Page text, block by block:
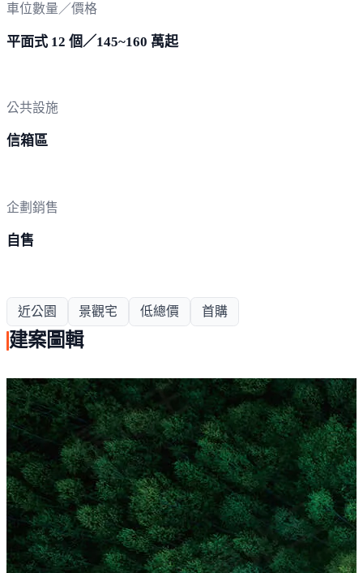
車位數量／價格
平面式 12 個／145~160 萬起
公共設施
信箱區
企劃銷售
自售
近公園 景觀宅 低總價 首購
建案圖輯